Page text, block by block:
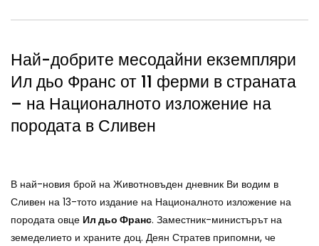
Най-добрите месодайни екземпляри
Ил дьо Франс от 11 ферми в страната
– на Националното изложение на
породата в Сливен
В най-новия брой на Животновъден дневник Ви водим в
Сливен на 13-тото издание на Националното изложение на
породата овце Ил дьо Франс. Заместник-министърът на
земеделието и храните доц. Деян Стратев припомни, че